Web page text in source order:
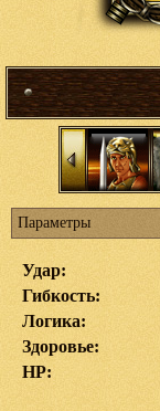
Параметры
Удар:
Гибкость:
Логика:
Здоровье:
HP: